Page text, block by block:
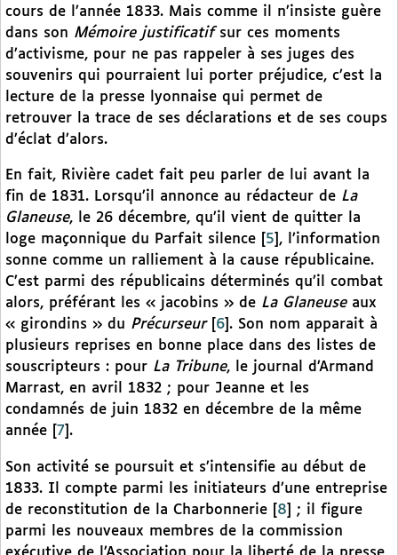
cours de l’année 1833. Mais comme il n’insiste guère
dans son Mémoire justificatifsur ces moments
d’activisme, pour ne pas rappeler à ses juges des
souvenirs qui pourraient lui porter préjudice, c’est la
lecture de la presse lyonnaise qui permet de
retrouver la trace de ses déclarations et de ses coups
d’éclat d’alors.
En fait, Rivière cadet fait peu parler de lui avant la
fin de 1831. Lorsqu’il annonce au rédacteur de La
Glaneuse, le 26 décembre, qu’il vient de quitter la
loge maçonnique du Parfait silence
5 , l’information
sonne comme un ralliement à la cause républicaine.
C’est parmi des républicains déterminés qu’il combat
alors, préférant les « jacobins » de La Glaneuseaux
« girondins » du Précurseur[ 6 . Son nom apparait à
plusieurs reprises en bonne place dans des listes de
souscripteurs : pour La Tribune, le journal d’Armand
Marrast, en avril 1832 ; pour Jeanne et les
condamnés de juin 1832 en décembre de la même
année
7 .
Son activité se poursuit et s’intensifie au début de
1833. Il compte parmi les initiateurs d’une entreprise
de reconstitution de la Charbonnerie
8
; il figure
parmi les nouveaux membres de la commission